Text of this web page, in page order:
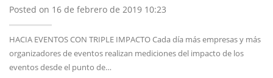
Posted on 16 de febrero de 2019 10:23
HACIA EVENTOS CON TRIPLE IMPACTO Cada día más empresas y más
organizadores de eventos realizan mediciones del impacto de los
eventos desde el punto de…